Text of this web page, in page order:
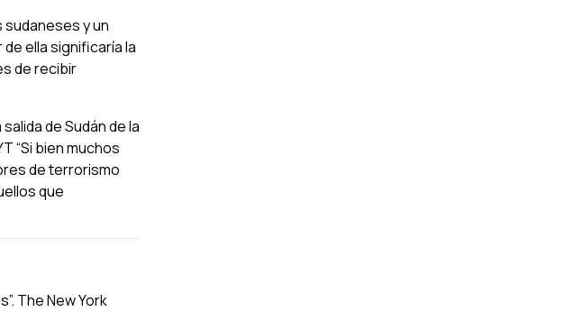
y un
ella significaría la
de recibir
de Sudán de la
“Si bien muchos
de terrorismo
que
The New York